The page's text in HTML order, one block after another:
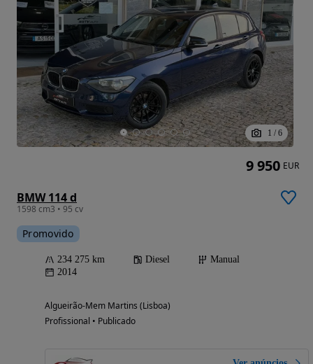
1 / 6
BMW 114 d
1598 cm3 • 95 cv
Promovido
234 275 km Diesel
Manual
2014
Algueirão-Mem Martins (Lisboa)
Profissional • Publicado
9 950 EUR